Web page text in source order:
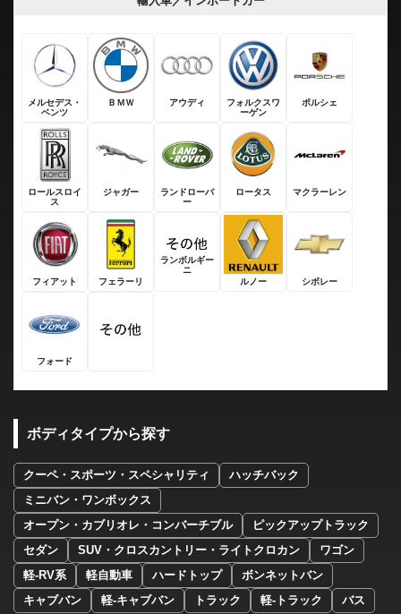
メルセデス・
ベンツ
ＢＭＷ アウディ
フォルクスワ
ーゲン
ポルシェ
ロールスロイ
ス
ジャガー
ランドローバ
ー
ロータス マクラーレン
フィアット フェラーリ
ランボルギー
ニ
ルノー
シボレー
フォード
ボディタイプから探す
クーペ・スポーツ・スペシャリティ
ハッチバック
ミニバン・ワンボックス
オープン・カブリオレ・コンバーチブル
ピックアップトラック
セダン
SUV・クロスカントリー・ライトクロカン
ワゴン
軽-RV系
軽自動車 ハードトップ
ボンネットバン
キャブバン
軽-キャブバン トラック 軽-トラック バス